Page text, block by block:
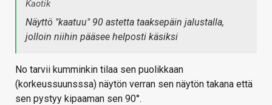
Kaotik
Näyttö "kaatuu" 90 astetta taaksepäin jalustalla,
jolloin niihin pääsee helposti käsiksi
No tarvii kumminkin tilaa sen puolikkaan
(korkeussuunsssa) näytön verran sen näytön takana että
sen pystyy kipaaman sen 90°.